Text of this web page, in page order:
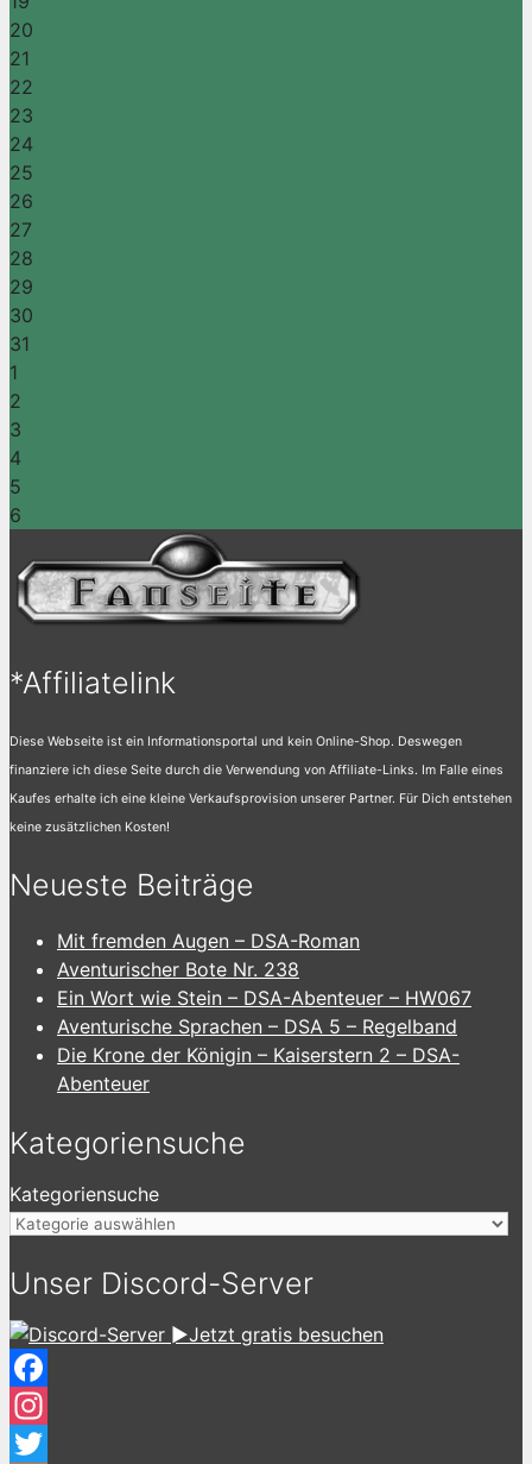
20
21
22
23
24
25
26
27
28
29
30
31
1
2
3
4
5
6
*Affiliatelink
Diese Webseite ist ein Informationsportal und kein Online-Shop. Deswegen
finanziere ich diese Seite durch die Verwendung von Affiliate-Links. Im Falle eines
Kaufes erhalte ich eine kleine Verkaufsprovision unserer Partner. Für Dich entstehen
keine zusätzlichen Kosten!
Neueste Beiträge
Mit fremden Augen – DSA-Roman
Aventurischer Bote Nr. 238
Ein Wort wie Stein – DSA-Abenteuer – HW067
Aventurische Sprachen – DSA 5 – Regelband
Die Krone der Königin – Kaiserstern 2 – DSA-
Abenteuer
Kategoriensuche
Kategoriensuche
Unser Discord-Server
►Jetzt gratis besuchen
Facebook
Instagram